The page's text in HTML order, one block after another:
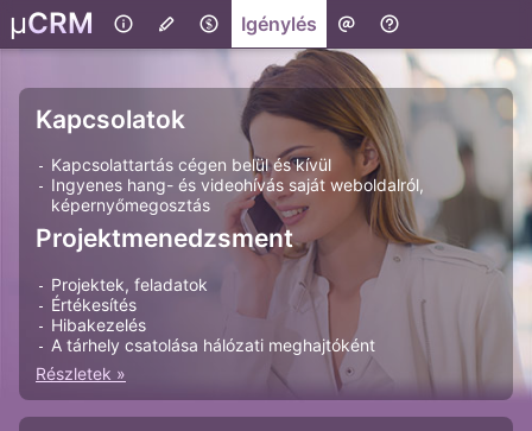
Kapcsolatok
Kapcsolattartás cégen belül és kívül
Ingyenes hang- és videohívás saját weboldalról,
képernyőmegosztás
Projektmenedzsment
Projektek, feladatok
Értékesítés
Hibakezelés
A tárhely csatolása hálózati meghajtóként
Részletek »
μCRM Igénylés